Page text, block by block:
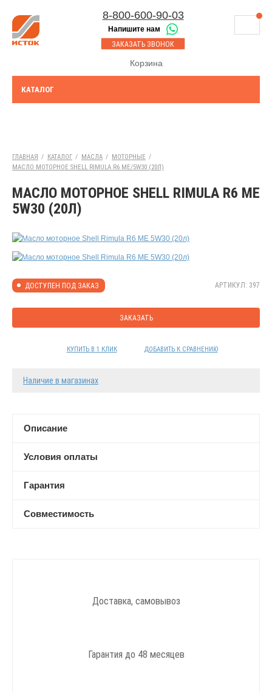
8-800-600-90-03
Напишите нам
ЗАКАЗАТЬ ЗВОНОК
Корзина
МАГАЗИНЫ
ОПЛАТА
ЮРИДИЧЕСКИМ ЛИЦАМ
КОНТАКТЫ
АКЦИИ
8-843-230-17-45
Казань
Набережные Челны
КАТАЛОГ
ГЛАВНАЯ / КАТАЛОГ / МАСЛА / МОТОРНЫЕ /
МАСЛО МОТОРНОЕ SHELL RIMULA R6 ME/5W30 (20Л)
МАСЛО МОТОРНОЕ SHELL RIMULA R6 ME
5W30 (20Л)
ДОСТУПЕН ПОД ЗАКАЗ АРТИКУЛ: 397
ЗАКАЗАТЬ
КУПИТЬ В 1 КЛИК ДОБАВИТЬ К СРАВНЕНИЮ
Наличие в магазинах
Описание
Условия оплаты
Гарантия
Совместимость
Доставка, самовывоз
Гарантия до 48 месяцев